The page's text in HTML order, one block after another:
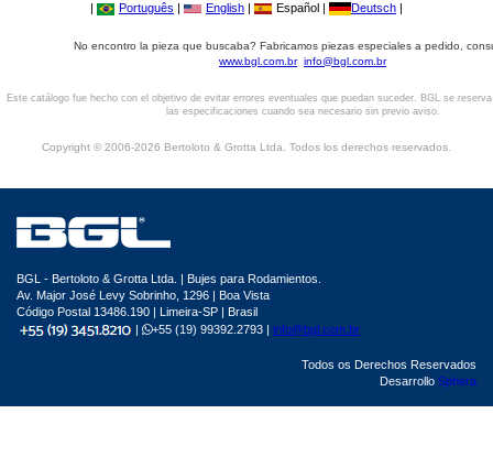
| Português | English | Español | Deutsch |
No encontro la pieza que buscaba? Fabricamos piezas especiales a pedido,
www.bgl.com.br info@bgl.com.br
Este catálogo fue hecho con el objetivo de evitar errores eventuales que puedan suceder. BGL se
las especificaciones cuando sea necesario sin previo aviso.
Copyright © 2006-2026 Bertoloto & Grotta Ltda. Todos los derechos reservados.
BGL - Bertoloto & Grotta Ltda. | Bujes para Rodamientos.
Av. Major José Levy Sobrinho, 1296 | Boa Vista
Código Postal 13486.190 | Limeira-SP | Brasil
|
+55 (19) 99392.2793 | info@bgl.com.br
Todos os Derechos Reservados
Desarrollo Sphera